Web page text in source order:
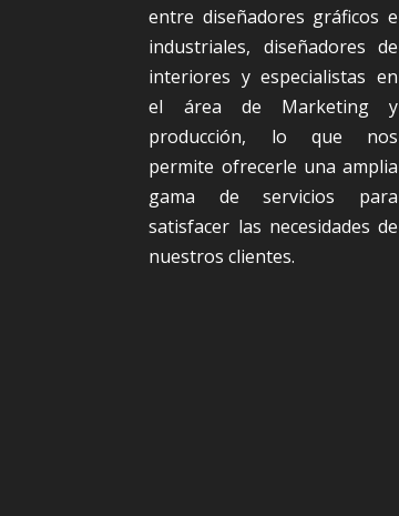
entre diseñadores gráficos e
industriales, diseñadores de
interiores y especialistas en
el área de Marketing y
producción, lo que nos
permite ofrecerle una amplia
gama de servicios para
satisfacer las necesidades de
nuestros clientes.